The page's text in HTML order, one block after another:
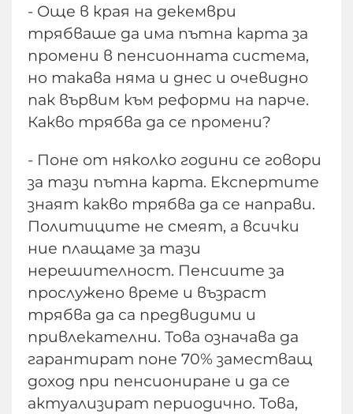
- Още в края на декември
трябваше да има пътна карта за
промени в пенсионната система,
но такава няма и днес и очевидно
пак вървим към реформи на парче.
Какво трябва да се промени?
- Поне от няколко години се говори
за тази пътна карта. Експертите
знаят какво трябва да се направи.
Политиците не смеят, а всички
ние плащаме за тази
нерешителност. Пенсиите за
прослужено време и възраст
трябва да са предвидими и
привлекателни. Това означава да
гарантират поне 70% заместващ
доход при пенсиониране и да се
актуализират периодично. Това,